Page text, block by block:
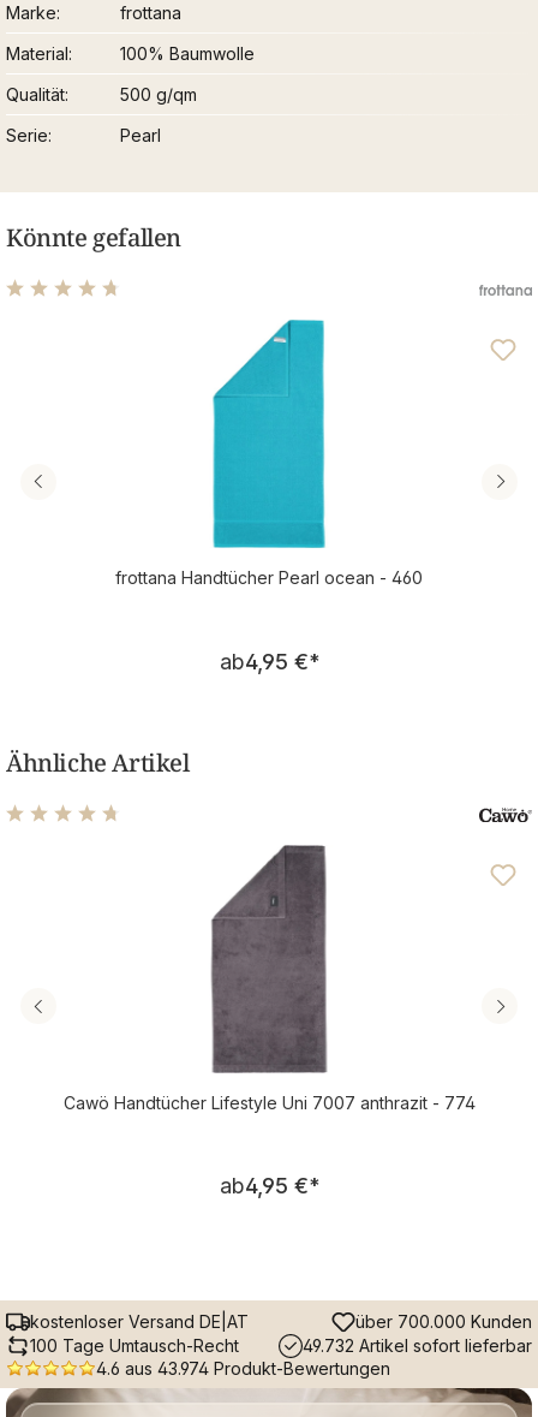
Marke
frottana
Material
100% Baumwolle
Qualität
500 g/qm
Serie
Pearl
Könnte gefallen
Durchschnittliche Bewertung von 4.75 von 5 Sternen
frottana Handtücher Pearl ocean - 460
Regulärer Preis:
ab4,95 €*
Ähnliche Artikel
Durchschnittliche Bewertung von 4.76 von 5 Sternen
Cawö Handtücher Lifestyle Uni 7007 anthrazit - 774
Regulärer Preis:
ab4,95 €*
kostenloser Versand DE|AT
über 700.000 Kunden
100 Tage Umtausch-Recht
49.732 Artikel sofort lieferbar
4.6 aus 43.974 Produkt-Bewertungen